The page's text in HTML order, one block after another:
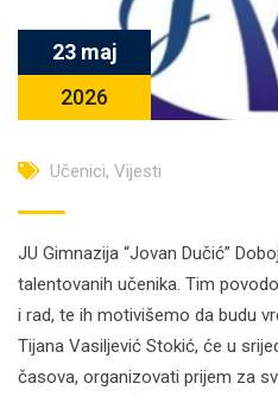
23 maj
2026
Učenici, Vijesti
JU Gimnazija “Jovan Dučić”
talentovanih učenika. Tim
i rad, te ih motivišemo da budu
Tijana Vasiljević Stokić, će u
časova, organizovati prijem za